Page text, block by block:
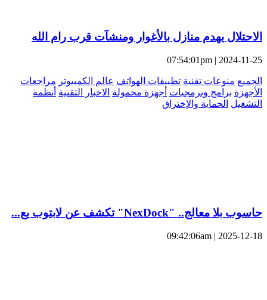
الاحتلال يهدم منازل بالأغوار ومنشآت قرب رام الله
2024-11-25 | 07:54:01pm
الجميع منوعات تقنية تطبيقات الهواتف عالم الكمبيوتر مراجعات
الأجهزة برامج وبرمجيات أجهزة محمولة الاخبار التقنية أنظمة
التشغيل الحماية والإختراق
حاسوب بلا معالج.. "NexDock" تكشف عن لابتوب يع...
2025-12-18 | 09:42:06am